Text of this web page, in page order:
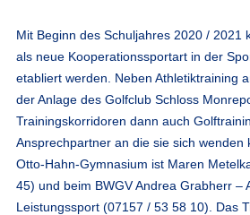
Mit Beginn des Schuljahres 2020 / 2021
als neue Kooperationssportart in der
etabliert werden. Neben Athletiktraining
der Anlage des Golfclub Schloss
Trainingskorridoren dann auch
Ansprechpartner an die sie sich wenden
Otto-Hahn-Gymnasium ist Maren
45) und beim BWGV Andrea Grabherr –
Leistungssport (07157 / 53 58 10). Das